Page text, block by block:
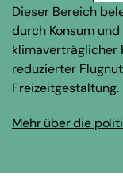
Dieser Bereich
durch Konsum
klimaverträglicher
reduzierter
Freizeitgestaltung.
Mehr über die